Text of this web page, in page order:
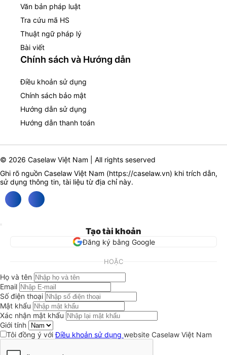
Văn bản pháp luật
Tra cứu mã HS
Thuật ngữ pháp lý
Bài viết
Chính sách và Hướng dẫn
Điều khoản sử dụng
Chính sách bảo mật
Hướng dẫn sử dụng
Hướng dẫn thanh toán
© 2026 Caselaw Việt Nam | All rights seserved
Ghi rõ nguồn Caselaw Việt Nam (https://caselaw.vn) khi trích dẫn,
sử dụng thông tin, tài liệu từ địa chỉ này.
Tạo tài khoản
Đăng ký bằng Google
HOẶC
Họ và tên
Email
Số điện thoại
Mật khẩu
Xác nhận mật khẩu
Giới tính
Tôi đồng ý vớiĐiều khoản sử dụng website Caselaw Việt Nam